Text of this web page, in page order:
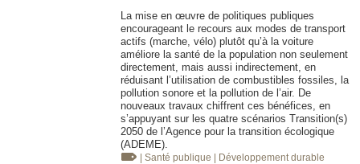
La mise en œuvre de politiques publiques
encourageant le recours aux modes de transport
actifs (marche, vélo) plutôt qu’à la voiture
améliore la santé de la population non seulement
directement, mais aussi indirectement, en
réduisant l’utilisation de combustibles fossiles, la
pollution sonore et la pollution de l’air. De
nouveaux travaux chiffrent ces bénéfices, en
s’appuyant sur les quatre scénarios Transition(s)
2050 de l’Agence pour la transition écologique
(ADEME).
| Santé publique | Développement durable